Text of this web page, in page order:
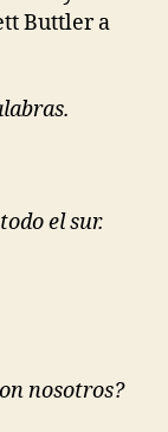
Buttler a
el sur.
nosotros?